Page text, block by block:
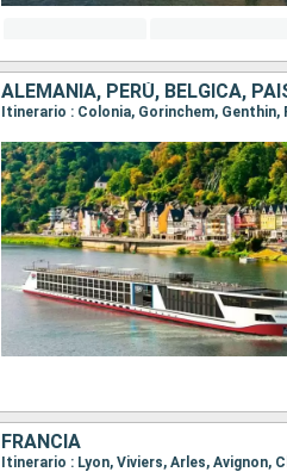
ALEMANIA, PERÚ, BÉLGICA,
Itinerario : Colonia, Gorinchem,
FRANCIA
Itinerario : Lyon, Viviers, Arles, Avignon,